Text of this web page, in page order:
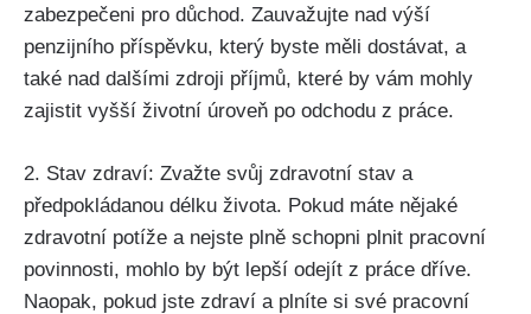
zabezpečeni pro důchod. Zauvažujte nad výší
penzijního příspěvku, který byste měli dostávat, a
také nad dalšími zdroji příjmů, které by vám mohly
zajistit vyšší životní úroveň po odchodu z práce.
2. Stav zdraví: Zvažte svůj zdravotní stav a
předpokládanou délku života. Pokud máte nějaké
zdravotní potíže a nejste plně schopni plnit pracovní
povinnosti, mohlo by být lepší odejít z práce dříve.
Naopak, pokud jste zdraví a plníte si své pracovní